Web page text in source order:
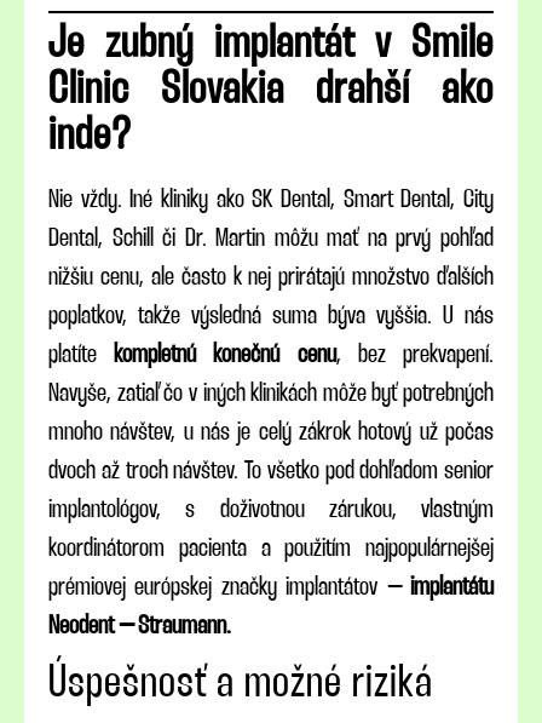
Je zubný implantát v Smile
Clinic Slovakia drahší ako
inde?
Nie vždy. Iné kliniky ako SK Dental, Smart Dental, City
Dental, Schill či Dr. Martin môžu mať na prvý pohľad
nižšiu cenu, ale často k nej prirátajú množstvo ďalších
poplatkov, takže výsledná suma býva vyššia. U nás
platíte
kompletnú konečnú cenu, bez prekvapení.
Navyše, zatiaľ čo v iných klinikách môže byť potrebných
mnoho návštev, u nás je celý zákrok hotový už počas
dvoch až troch návštev. To všetko pod dohľadom senior
implantológov, s doživotnou zárukou, vlastným
koordinátorom pacienta a použitím najpopulárnejšej
prémiovej európskej značky implantátov –implantátu
Neodent – Straumann.
Úspešnosť a možné riziká